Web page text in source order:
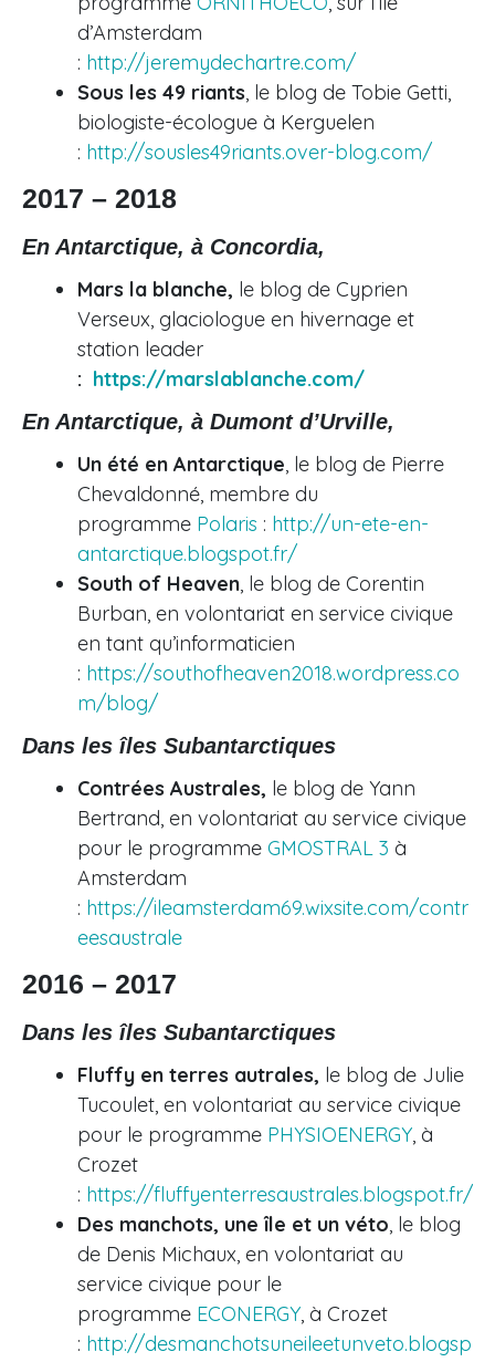
d’Amsterdam
: http://jeremydechartre.com/
Sous les 49 riants, le blog de Tobie Getti,
biologiste-écologue à Kerguelen
: http://sousles49riants.over-blog.com/
2017 – 2018
En Antarctique, à Concordia,
Mars la blanche, le blog de Cyprien
Verseux, glaciologue en hivernage et
station leader
: https://marslablanche.com/
En Antarctique, à Dumont d’Urville,
Un été en Antarctique, le blog de Pierre
Chevaldonné, membre du
programme Polaris : http://un-ete-en-
antarctique.blogspot.fr/
South of Heaven, le blog de Corentin
Burban, en volontariat en service civique
en tant qu’informaticien
: https://southofheaven2018.wordpress.co
m/blog/
Dans les îles Subantarctiques
Contrées Australes, le blog de Yann
Bertrand, en volontariat au service civique
pour le programme GMOSTRAL 3 à
Amsterdam
: https://ileamsterdam69.wixsite.com/contr
eesaustrale
2016 – 2017
Dans les îles Subantarctiques
Fluffy en terres autrales, le blog de Julie
Tucoulet, en volontariat au service civique
pour le programme PHYSIOENERGY, à
Crozet
: https://fluffyenterresaustrales.blogspot.fr/
Des manchots, une île et un véto, le blog
de Denis Michaux, en volontariat au
service civique pour le
programme ECONERGY, à Crozet
: http://desmanchotsuneileetunveto.blogsp